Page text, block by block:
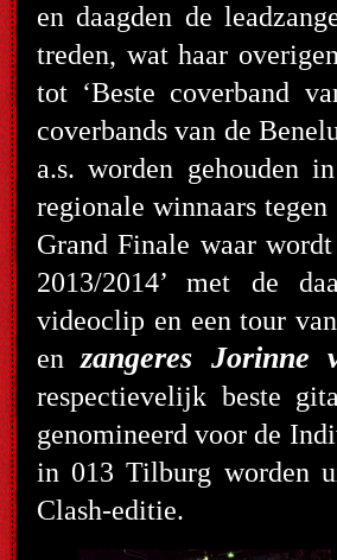
en daagden de
treden, wat haar
tot ‘Beste coverband
coverbands van de
a.s. worden gehouden
regionale winnaars
Grand Finale waar
2013/2014’ met de
videoclip en een tour
enzangeres Jorinne
respectievelijk beste
genomineerd voor de
in 013 Tilburg worden
Clash-editie.